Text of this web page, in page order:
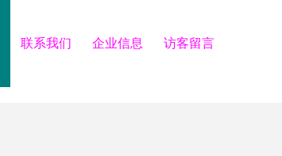
联系我们 企业信息 访客留言